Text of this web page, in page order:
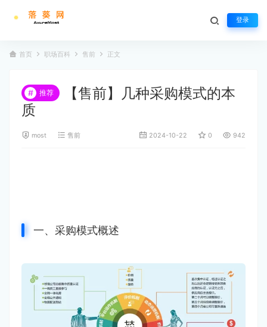
登录
首页 职场百科 售前 正文
# 推荐
【售前】几种采购模式的本
质
most 售前 2024-10-22 0 942
一、采购模式概述